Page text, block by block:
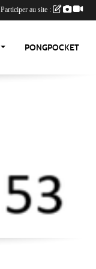
PONGPOCKET
Participer au site :